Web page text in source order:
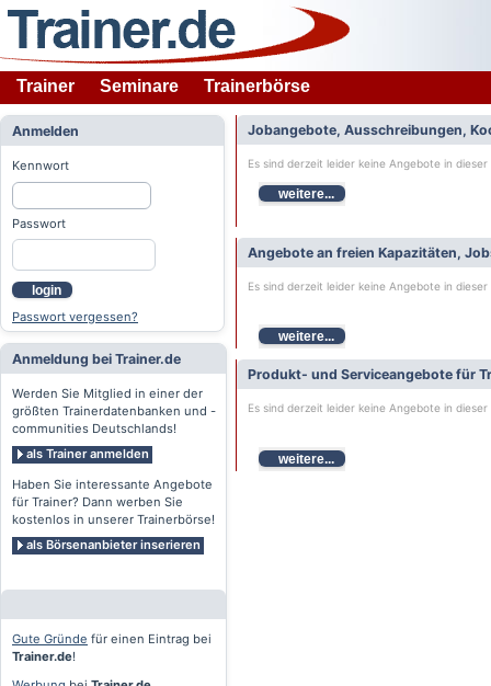
Trainer Seminare Trainerbörse
Anmelden
Kennwort
Passwort
login
Passwort vergessen?
Anmeldung bei Trainer.de
Werden Sie Mitglied in einer der
größten Trainerdatenbanken und -
communities Deutschlands!
als Trainer anmelden
Haben Sie interessante Angebote
für Trainer? Dann werben Sie
kostenlos in unserer Trainerbörse!
als Börsenanbieter inserieren
Gute Gründe für einen Eintrag bei
Trainer.de!
Jobangebote, Ausschreibungen,
Es sind derzeit leider keine Angebote in
weitere...
Angebote an freien Kapazitäten,
Es sind derzeit leider keine Angebote in
weitere...
Produkt- und Serviceangebote für
Es sind derzeit leider keine Angebote in
weitere...